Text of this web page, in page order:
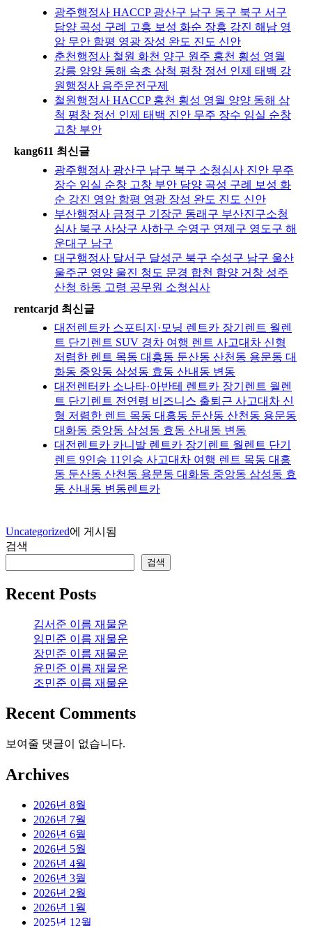
광주행정사 HACCP 광산구 남구 동구 북구 서구
담양 곡성 구례 고흥 보성 화순 장흥 강진 해남 영
암 무안 함평 영광 장성 완도 진도 신안
춘천행정사 철원 화천 양구 원주 홍천 횡성 영월
강릉 양양 동해 속초 삼척 평창 정선 인제 태백 강
원행정사 음주운전구제
철원행정사 HACCP 홍천 횡성 영월 양양 동해 삼
척 평창 정선 인제 태백 진안 무주 장수 임실 순창
고창 부안
kang611 최신글
광주행정사 광산구 남구 북구 소청심사 진안 무주
장수 임실 순창 고창 부안 담양 곡성 구례 보성 화
순 강진 영암 함평 영광 장성 완도 진도 신안
부산행정사 금정구 기장군 동래구 부산진구소청
심사 북구 사상구 사하구 수영구 연제구 영도구 해
운대구 남구
대구행정사 달서구 달성군 북구 수성구 남구 울산
울주군 영양 울진 청도 문경 합천 함양 거창 성주
산청 하동 고령 공무원 소청심사
rentcarjd 최신글
대전렌트카 스포티지·모닝 렌트카 장기렌트 월렌
트 단기렌트 SUV 경차 여행 렌트 사고대차 신형
저렴한 렌트 목동 대흥동 둔산동 산천동 용문동 대
화동 중앙동 삼성동 효동 산내동 변동
대전렌터카 소나타·아반테 렌트카 장기렌트 월렌
트 단기렌트 전연령 비즈니스 출퇴근 사고대차 신
형 저렴한 렌트 목동 대흥동 둔산동 산천동 용문동
대화동 중앙동 삼성동 효동 산내동 변동
대전렌트카 카니발 렌트카 장기렌트 월렌트 단기
렌트 9인승 11인승 사고대차 여행 렌트 목동 대흥
동 둔산동 산천동 용문동 대화동 중앙동 삼성동 효
동 산내동 변동렌트카
Uncategorized에 게시됨
검색
검색
Recent Posts
김서준 이름 재물운
임민준 이름 재물운
장민준 이름 재물운
윤민준 이름 재물운
조민준 이름 재물운
Recent Comments
보여줄 댓글이 없습니다.
Archives
2026년 8월
2026년 7월
2026년 6월
2026년 5월
2026년 4월
2026년 3월
2026년 2월
2026년 1월
2025년 12월